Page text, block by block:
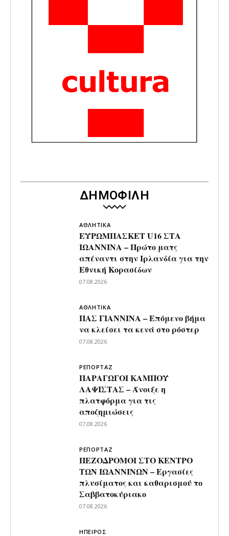
ΔΗΜΟΦΙΛΗ
ΑΘΛΗΤΙΚΑ
ΕΥΡΩΜΠΑΣΚΕΤ U16 ΣΤΑ
ΙΩΑΝΝΙΝΑ – Πρώτο ματς
απέναντι στην Ιρλανδία για την
Εθνική Κορασίδων
07.08.2026
ΑΘΛΗΤΙΚΑ
ΠΑΣ ΓΙΑΝΝΙΝΑ – Επόμενο βήμα
να κλείσει τα κενά στο ρόστερ
07.08.2026
ΡΕΠΟΡΤΑΖ
ΠΑΡΑΓΩΓΟΙ ΚΑΜΠΟΥ
ΛΑΨΙΣΤΑΣ – Άνοιξε η
πλατφόρμα για τις
αποζημιώσεις
07.08.2026
ΡΕΠΟΡΤΑΖ
ΠΕΖΟΔΡΟΜΟΙ ΣΤΟ ΚΕΝΤΡΟ
ΤΩΝ ΙΩΑΝΝΙΝΩΝ – Εργασίες
πλυσίματος και καθαρισμού το
Σαββατοκύριακο
07.08.2026
ΗΠΕΙΡΟΣ